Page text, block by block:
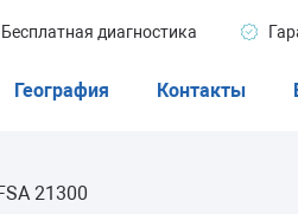
Бесплатная диагностика
География Контакты
21300